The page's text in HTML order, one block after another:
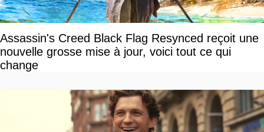
Assassin's Creed Black Flag Resynced reçoit une
nouvelle grosse mise à jour, voici tout ce qui
change